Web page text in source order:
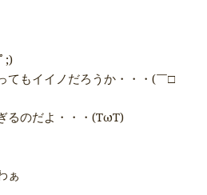
;)
てもイイノだろうか・・・(￣□
るのだよ・・・(TωT)
ぁ